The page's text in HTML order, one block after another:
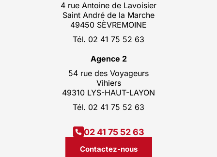
4 rue Antoine de Lavoisier
Saint André de la Marche
49450 SÈVREMOINE
Tél. 02 41 75 52 63
Agence 2
54 rue des Voyageurs
Vihiers
49310 LYS-HAUT-LAYON
Tél. 02 41 75 52 63
02 41 75 52 63
Contactez-nous